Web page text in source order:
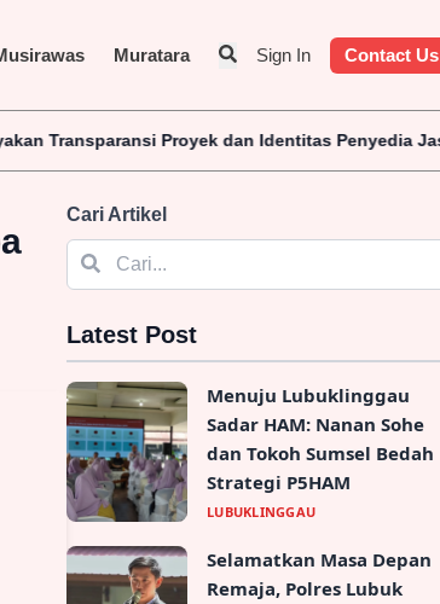
Muratara Sign In Contact Us
Proyek dan Identitas Penyedia Jasa
Cari Artikel
Latest Post
Menuju Lubuklinggau
Sadar HAM: Nanan Sohe
dan Tokoh Sumsel Bedah
Strategi P5HAM
LUBUKLINGGAU
Selamatkan Masa Depan
Remaja, Polres Lubuk